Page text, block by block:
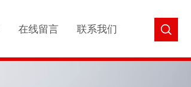
在线留言 联系我们